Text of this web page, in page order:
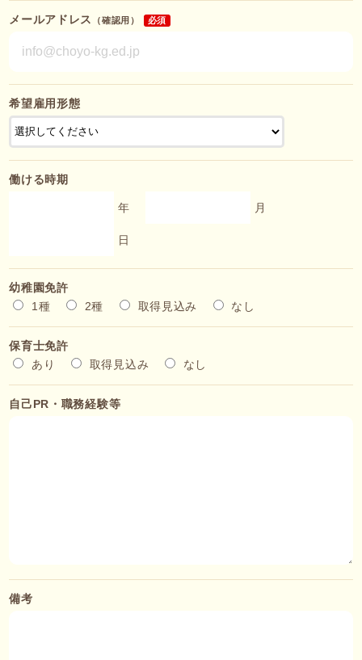
メールアドレス （確認用） 必須
希望雇用形態
働ける時期
年 月
日
幼稚園免許
1種
2種 取得見込み なし
保育士免許
あり
取得見込み なし
自己PR・職務経験等
備考